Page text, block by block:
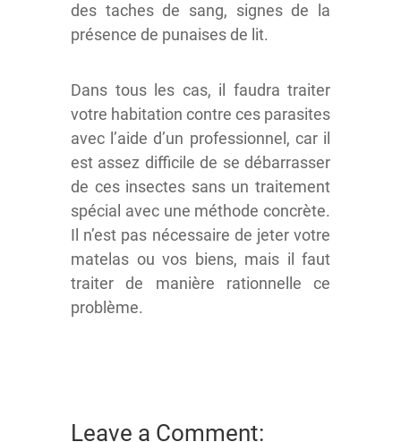
des taches de sang, signes de la
présence de punaises de lit.
Dans tous les cas, il faudra traiter
votre habitation contre ces parasites
avec l’aide d’un professionnel, car il
est assez difficile de se débarrasser
de ces insectes sans un traitement
spécial avec une méthode concrète.
Il n’est pas nécessaire de jeter votre
matelas ou vos biens, mais il faut
traiter de manière rationnelle ce
problème.
Leave a Comment: